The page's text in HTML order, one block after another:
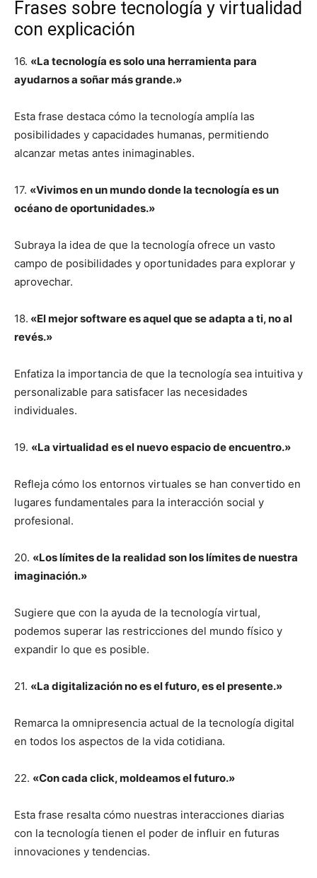
Frases sobre tecnología y virtualidad
con explicación
16. «La tecnología es solo una herramienta para
ayudarnos a soñar más grande.»
Esta frase destaca cómo la tecnología amplía las
posibilidades y capacidades humanas, permitiendo
alcanzar metas antes inimaginables.
17. «Vivimos en un mundo donde la tecnología es un
océano de oportunidades.»
Subraya la idea de que la tecnología ofrece un vasto
campo de posibilidades y oportunidades para explorar y
aprovechar.
18. «El mejor software es aquel que se adapta a ti, no al
revés.»
Enfatiza la importancia de que la tecnología sea intuitiva y
personalizable para satisfacer las necesidades
individuales.
19. «La virtualidad es el nuevo espacio de encuentro.»
Refleja cómo los entornos virtuales se han convertido en
lugares fundamentales para la interacción social y
profesional.
20. «Los límites de la realidad son los límites de nuestra
imaginación.»
Sugiere que con la ayuda de la tecnología virtual,
podemos superar las restricciones del mundo físico y
expandir lo que es posible.
21. «La digitalización no es el futuro, es el presente.»
Remarca la omnipresencia actual de la tecnología digital
en todos los aspectos de la vida cotidiana.
22. «Con cada click, moldeamos el futuro.»
Esta frase resalta cómo nuestras interacciones diarias
con la tecnología tienen el poder de influir en futuras
innovaciones y tendencias.